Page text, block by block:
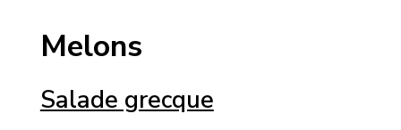
Melons
Salade grecque